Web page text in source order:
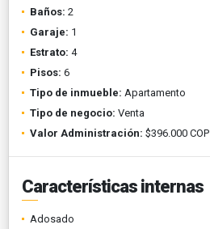
Baños: 2
Garaje: 1
Estrato: 4
Pisos: 6
Tipo de inmueble: Apartamento
Tipo de negocio: Venta
Valor Administración: $396.000 COP
Características internas
Adosado